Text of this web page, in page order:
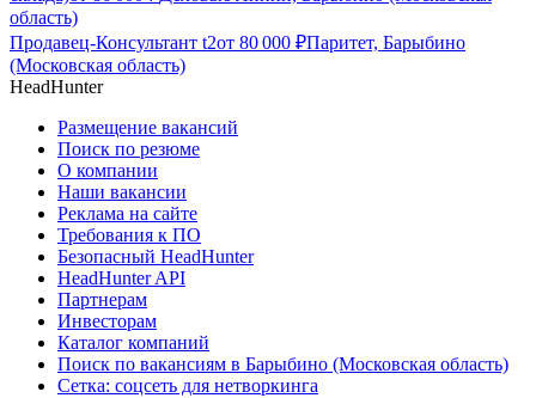
область)
Продавец-Консультант t2от 80 000 ₽Паритет, Барыбино
(Московская область)
HeadHunter
Размещение вакансий
Поиск по резюме
О компании
Наши вакансии
Реклама на сайте
Требования к ПО
Безопасный HeadHunter
HeadHunter API
Партнерам
Инвесторам
Каталог компаний
Поиск по вакансиям в Барыбино (Московская область)
Сетка: соцсеть для нетворкинга